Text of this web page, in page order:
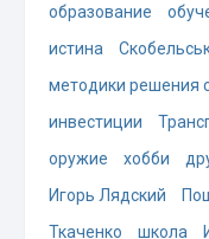
образование
истина
методики решения
инвестиции
оружие
хобби
Игорь Лядский
Ткаченко
школа